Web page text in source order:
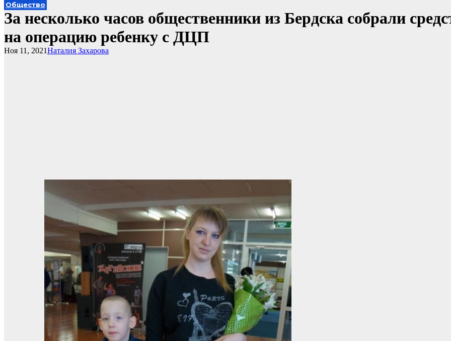
Общество
За несколько часов общественники из Бердска собрали
на операцию ребенку с ДЦП
Наталия Захарова
Ноя 11, 2021